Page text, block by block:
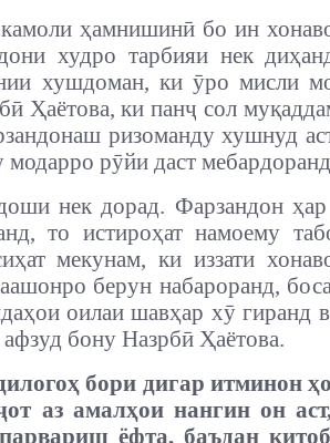
ҳамнишинӣ бо ин
худро тарбияи нек
хушдоман, ки ӯро мисли
Ҳаётова, ки панҷ сол
ризоманду хушнуд
модарро рӯйи даст
нек дорад. Фарзандон
то истироҳат намоему
мекунам, ки иззати
берун набароранд,
оилаи шавҳар хӯ гиранд
бону Назрбӣ Ҳаётова.
бори дигар итминон
аз амалҳои нангин он
ёфта, баъдан